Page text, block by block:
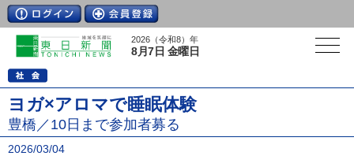
2026（令和8）年
8月7日 金曜日
ヨガ×アロマで睡眠体験
豊橋／10日まで参加者募る
2026/03/04